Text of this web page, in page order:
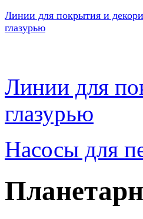
Линии для покрытия и
глазурью
Линии для
глазурью
Насосы для